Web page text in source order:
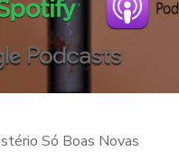
Só Boas Novas